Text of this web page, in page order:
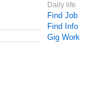
Daily life
Find Job
Find Info
Gig Work